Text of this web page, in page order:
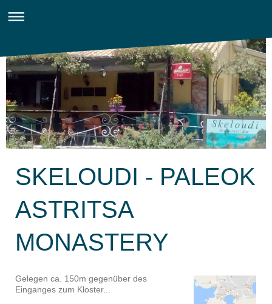
SKELOUDI - PALEOK
ASTRITSA
MONASTERY
Gelegen ca. 150m gegenüber des
Einganges zum Kloster...